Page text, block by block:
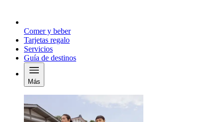
Comer y beber
Tarjetas regalo
Servicios
Guía de destinos
Más